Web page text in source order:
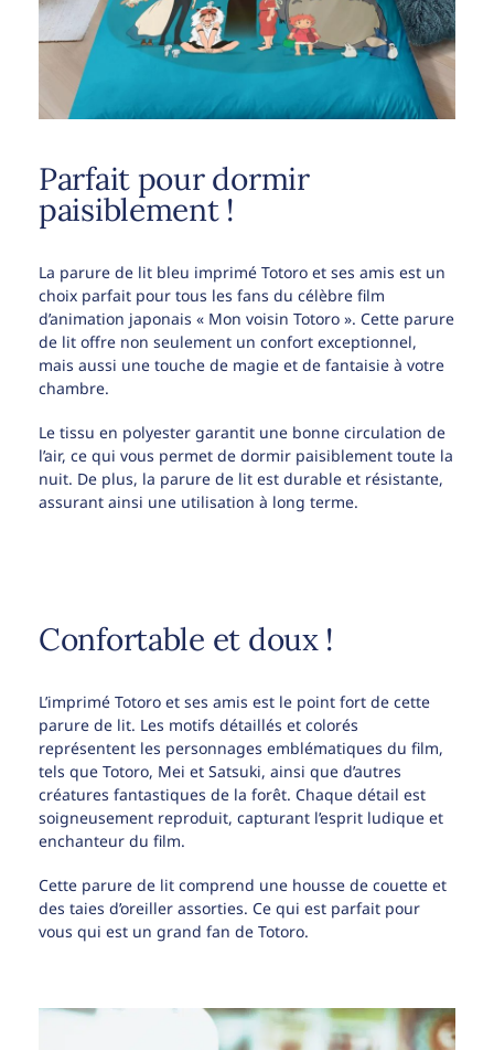
Parfait pour dormir
paisiblement !
La parure de lit bleu imprimé Totoro et ses amis est un
choix parfait pour tous les fans du célèbre film
d’animation japonais « Mon voisin Totoro ». Cette parure
de lit offre non seulement un confort exceptionnel,
mais aussi une touche de magie et de fantaisie à votre
chambre.
Le tissu en polyester garantit une bonne circulation de
l’air, ce qui vous permet de dormir paisiblement toute la
nuit. De plus, la parure de lit est durable et résistante,
assurant ainsi une utilisation à long terme.
Confortable et doux !
L’imprimé Totoro et ses amis est le point fort de cette
parure de lit. Les motifs détaillés et colorés
représentent les personnages emblématiques du film,
tels que Totoro, Mei et Satsuki, ainsi que d’autres
créatures fantastiques de la forêt. Chaque détail est
soigneusement reproduit, capturant l’esprit ludique et
enchanteur du film.
Cette parure de lit comprend une housse de couette et
des taies d’oreiller assorties. Ce qui est parfait pour
vous qui est un grand fan de Totoro.